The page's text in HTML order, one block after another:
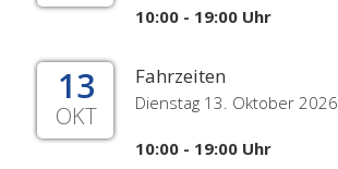
10:00 - 19:00 Uhr
13
OKT
Fahrzeiten
Dienstag 13. Oktober 2026
10:00 - 19:00 Uhr